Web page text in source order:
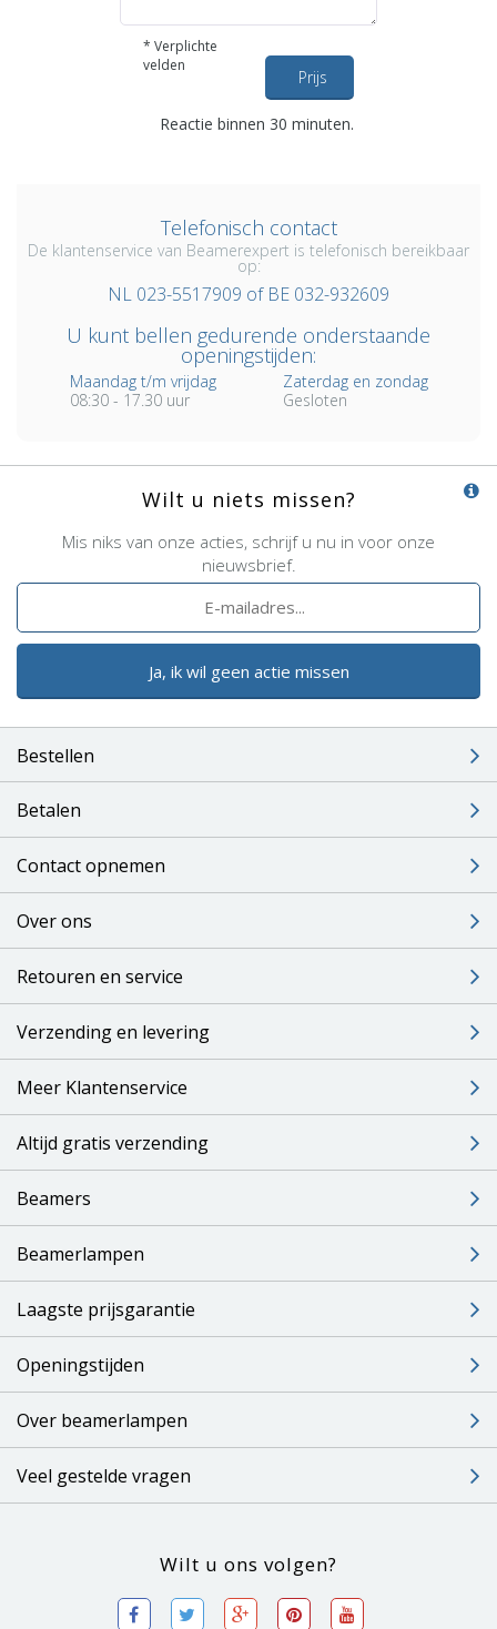
* Verplichte
velden
Prijs
opvragen
Reactie binnen 30 minuten.
Telefonisch contact
De klantenservice van Beamerexpert is telefonisch bereikbaar
op:
NL 023-5517909 of BE 032-932609
U kunt bellen gedurende onderstaande
openingstijden:
Maandag t/m vrijdag
08:30 - 17.30 uur
Zaterdag en zondag
Gesloten
Wilt u niets missen?
Mis niks van onze acties, schrijf u nu in voor onze
nieuwsbrief.
Ja, ik wil geen actie missen
Bestellen
Betalen
Contact opnemen
Over ons
Retouren en service
Verzending en levering
Meer Klantenservice
Altijd gratis verzending
Beamers
Beamerlampen
Laagste prijsgarantie
Openingstijden
Over beamerlampen
Veel gestelde vragen
Wilt u ons volgen?